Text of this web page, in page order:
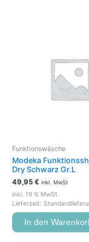
Funktionswäsche
Modeka
Dry Schwarz Gr.L
49,95 € inkl. MwSt
inkl. 19 % MwSt.
Lieferzeit:
In den